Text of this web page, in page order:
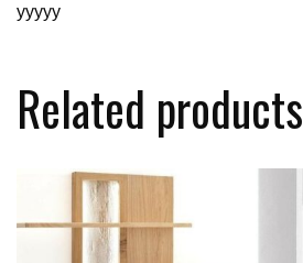
yyyyy
Related products